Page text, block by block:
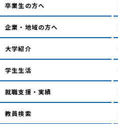
卒業生の方へ
企業・地域の方へ
大学紹介
学生生活
就職支援・実績
教員検索